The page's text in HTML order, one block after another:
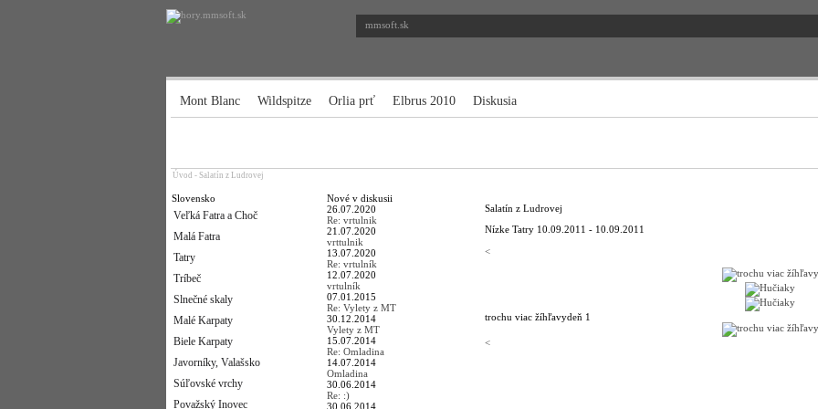
mmsoft.sk
Mont Blanc Wildspitze Orlia prť Elbrus 2010 Diskusia
Úvod - Salatín z Ludrovej
Slovensko
Veľká Fatra a Choč
Malá Fatra
Tatry
Tríbeč
Slnečné skaly
Malé Karpaty
Biele Karpaty
Javorníky, Valašsko
Súľovské vrchy
Považský Inovec
Nové v diskusii
26.07.2020
Re: vrtulnik
21.07.2020
vrttulnik
13.07.2020
Re: vrtulník
12.07.2020
vrtulník
07.01.2015
Re: Vylety z MT
30.12.2014
Vylety z MT
15.07.2014
Re: Omladina
14.07.2014
Omladina
30.06.2014
Re: :)
30.06.2014
Salatín z Ludrovej
Nízke Tatry 10.09.2011 - 10.09.2011
<
trochu viac žíhľavydeň 1
<